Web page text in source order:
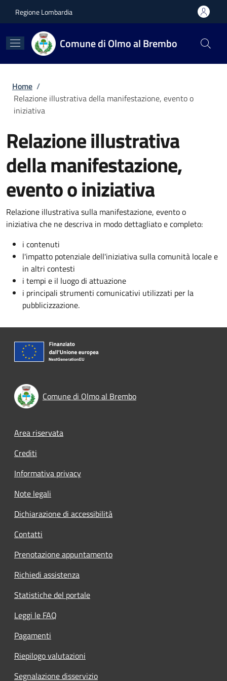
Regione Lombardia
Comune di Olmo al Brembo
Briciole di pane
Home /
Relazione illustrativa della manifestazione, evento o
iniziativa
Relazione illustrativa
della manifestazione,
evento o iniziativa
Relazione illustrativa sulla manifestazione, evento o
iniziativa che ne descriva in modo dettagliato e completo:
i contenuti
l'impatto potenziale dell'iniziativa sulla comunità locale e
in altri contesti
i tempi e il luogo di attuazione
i principali strumenti comunicativi utilizzati per la
pubblicizzazione.
Comune di Olmo al Brembo
Footer menu
Area riservata
Crediti
Informativa privacy
Note legali
Dichiarazione di accessibilità
Contatti
Prenotazione appuntamento
Richiedi assistenza
Statistiche del portale
Leggi le FAQ
Pagamenti
Riepilogo valutazioni
Segnalazione disservizio